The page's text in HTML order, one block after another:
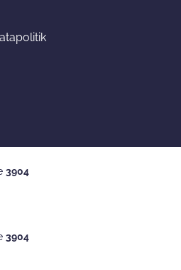
3904
3904